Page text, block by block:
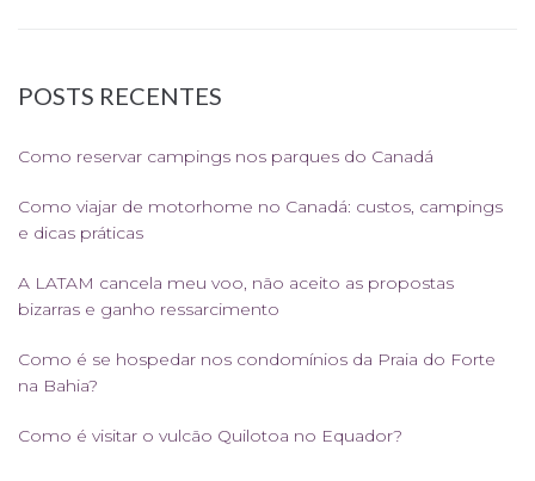
POSTS RECENTES
Como reservar campings nos parques do Canadá
Como viajar de motorhome no Canadá: custos, campings
e dicas práticas
A LATAM cancela meu voo, não aceito as propostas
bizarras e ganho ressarcimento
Como é se hospedar nos condomínios da Praia do Forte
na Bahia?
Como é visitar o vulcão Quilotoa no Equador?